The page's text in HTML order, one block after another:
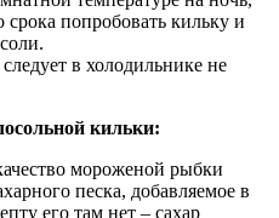
срока попробовать кильку и
в холодильнике не
кильки:
мороженой рыбки
песка, добавляемое в
его там нет – сахар